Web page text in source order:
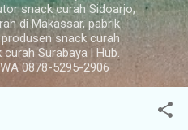
snack curah Sidoarjo,
di Makassar, pabrik
snack curah
Surabaya l Hub.
0878-5295-2906